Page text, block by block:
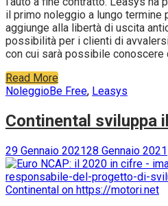
il primo noleggio a lungo termine
aggiunge alla libertà di uscita
possibilità per i clienti di
con cui sarà possibile
Read More
NoleggioBe Free, Leasys
Continental sviluppa
29 Gennaio 202128 Gennaio 2021